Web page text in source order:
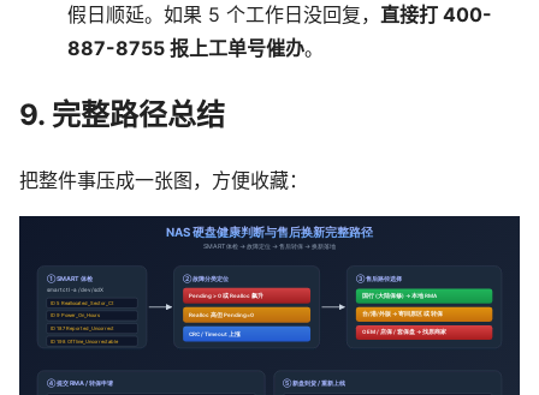
假日顺延。如果 5 个工作日没回复， 直接打 400-
887-8755 报上工单号催办。
9. 完整路径总结
把整件事压成一张图，方便收藏：